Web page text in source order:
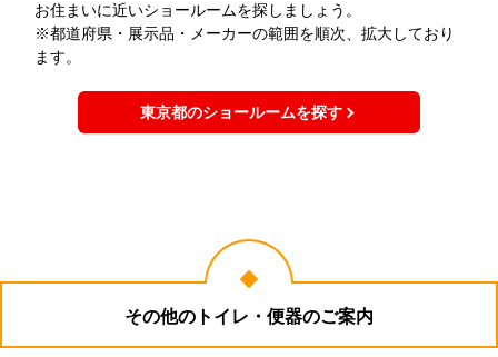
お住まいに近いショールームを探しましょう。
※都道府県・展示品・メーカーの範囲を順次、拡大しており
ます。
東京都のショールームを探す
その他のトイレ・便器のご案内